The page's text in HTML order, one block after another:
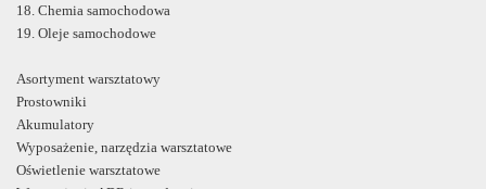
18. Chemia samochodowa
19. Oleje samochodowe
Asortyment warsztatowy
Prostowniki
Akumulatory
Wyposażenie, narzędzia warsztatowe
Oświetlenie warsztatowe